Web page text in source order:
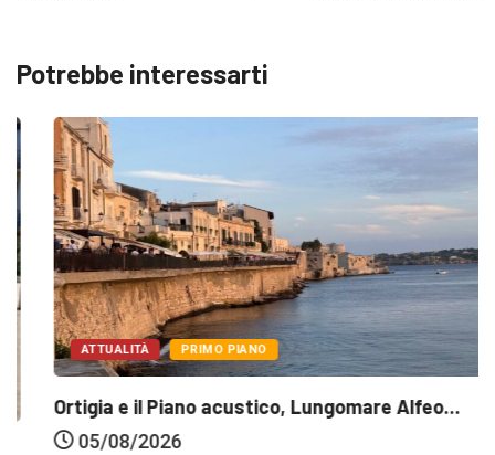
Potrebbe interessarti
ATTUALITÀ PRIMO PIANO
Ortigia e il Piano acustico, Lungomare Alfeo...
05/08/2026